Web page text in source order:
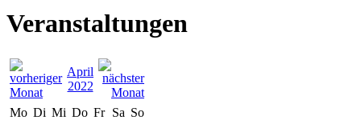
Veranstaltungen
April
2022
Mo Di Mi Do Fr Sa So